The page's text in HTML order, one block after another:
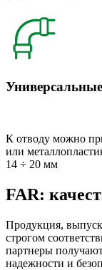
К отводу можно
или
14 ÷ 20 мм
FAR:
Продукция,
строгом
партнеры
надежности и